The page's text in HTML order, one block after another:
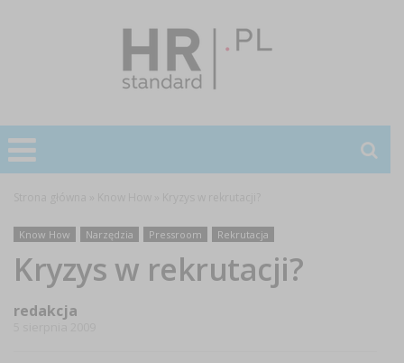
Know How Narzędzia Pressroom Rekrutacja
Kryzys w rekrutacji?
redakcja